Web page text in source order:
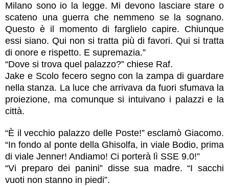
Milano sono io la legge. Mi devono lasciare stare o
scateno una guerra che nemmeno se la sognano.
Questo è il momento di farglielo capire. Chiunque
essi siano. Qui non si tratta più di favori. Qui si tratta
di onore e rispetto. E supremazia.”
“Dove si trova quel palazzo?” chiese Raf.
Jake e Scolo fecero segno con la zampa di guardare
nella stanza. La luce che arrivava da fuori sfumava la
proiezione, ma comunque si intuivano i palazzi e la
città.
“È il vecchio palazzo delle Poste!” esclamò Giacomo.
“In fondo al ponte della Ghisolfa, in viale Bodio, prima
di viale Jenner! Andiamo! Ci porterà lì SSE 9.0!”
“Vi preparo dei panini” disse sua madre. “I sacchi
vuoti non stanno in piedi”.